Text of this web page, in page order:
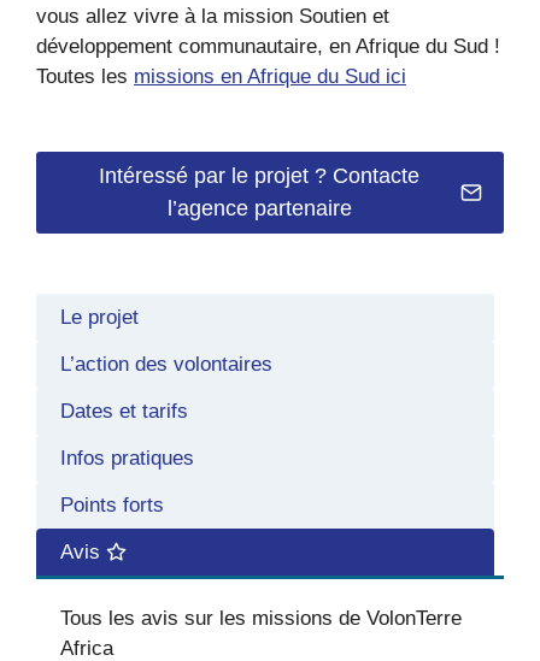
vous allez vivre à la mission Soutien et
développement communautaire, en Afrique du Sud !
Toutes les missions en Afrique du Sud ici
Intéressé par le projet ? Contacte
l’agence partenaire
Le projet
L’action des volontaires
Dates et tarifs
Infos pratiques
Points forts
Avis
Tous les avis sur les missions de VolonTerre
Africa